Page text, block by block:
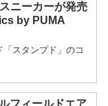
ニーカーが発売
by PUMA
スタンプド」のコ